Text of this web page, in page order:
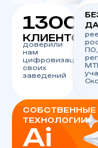
1300+
КЛИЕНТОВ
доверили
нам
цифровизацию
своих
заведений
ПО,
СОБСТВЕННЫЕ
ТЕХНОЛОГИИ
Ai